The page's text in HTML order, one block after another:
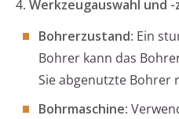
4. Werkzeugauswahl und
Bohrerzustand: Ein
Bohrer kann das
Sie abgenutzte Bohrer
Bohrmaschine: